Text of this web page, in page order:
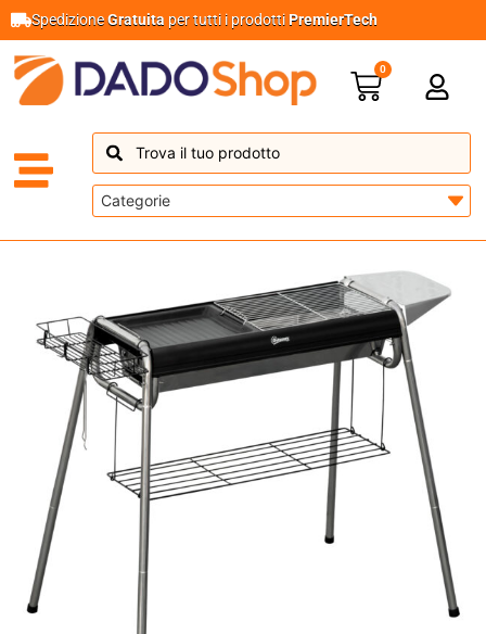
SpedizioneGratuita per tutti i prodottiPremierTech
0